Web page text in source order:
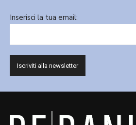
Inserisci la tua email: